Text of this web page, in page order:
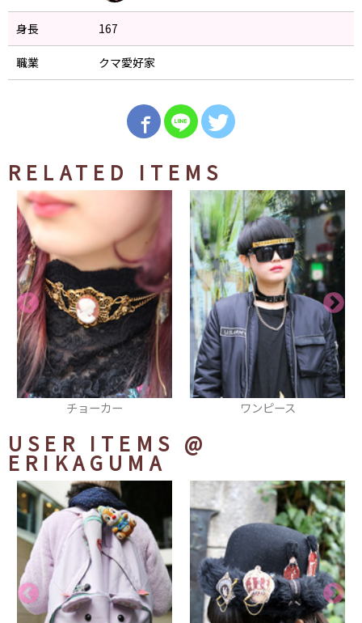
身長 167
職業 クマ愛好家
RELATED ITEMS
ワンピース ネックレス
USER ITEMS @
ERIKAGUMA